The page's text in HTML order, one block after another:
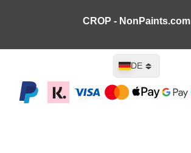
CROP - NonPaints.com
Sprache
DE